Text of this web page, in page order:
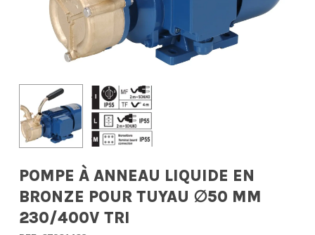
POMPE À ANNEAU LIQUIDE EN
BRONZE POUR TUYAU ∅50 MM
230/400V TRI